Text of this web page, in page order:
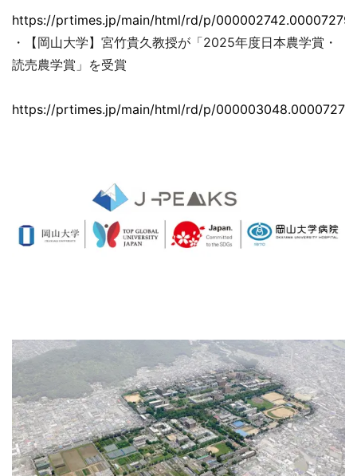
https://prtimes.jp/main/html/rd/p/
・【岡山大学】宮竹貴久教授が「2025年度日本農学賞・
読売農学賞」を受賞
https://prtimes.jp/main/html/rd/p/